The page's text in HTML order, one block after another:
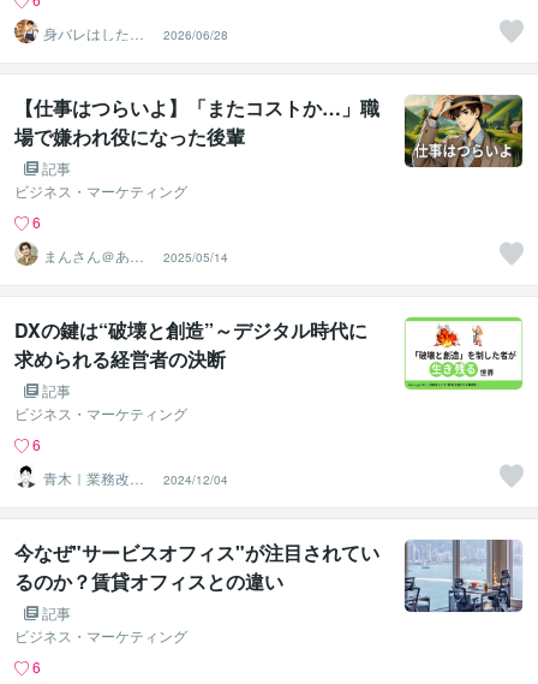
身バレはしたく
ないよね
2026/06/28
【仕事はつらいよ】「またコストか…」職
場で嫌われ役になった後輩
記事
ビジネス・マーケティング
6
まんさん＠あな
たの「すごい」
がわかる人
2025/05/14
DXの鍵は“破壊と創造”～デジタル時代に
求められる経営者の決断
記事
ビジネス・マーケティング
6
青木｜業務改
善・業務課題解
決コンサル
2024/12/04
今なぜ"サービスオフィス"が注目されてい
るのか？賃貸オフィスとの違い
記事
ビジネス・マーケティング
6